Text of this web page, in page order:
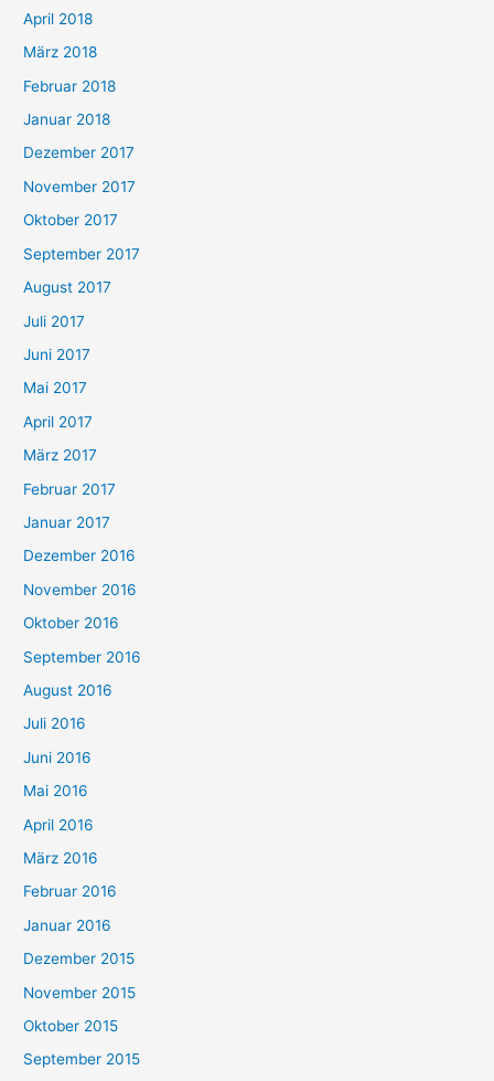
April 2018
März 2018
Februar 2018
Januar 2018
Dezember 2017
November 2017
Oktober 2017
September 2017
August 2017
Juli 2017
Juni 2017
Mai 2017
April 2017
März 2017
Februar 2017
Januar 2017
Dezember 2016
November 2016
Oktober 2016
September 2016
August 2016
Juli 2016
Juni 2016
Mai 2016
April 2016
März 2016
Februar 2016
Januar 2016
Dezember 2015
November 2015
Oktober 2015
September 2015